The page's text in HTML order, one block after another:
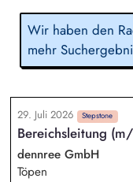
Wir haben den
mehr
29. Juli 2026 Stepstone
Bereichsleitung
dennree GmbH
Töpen